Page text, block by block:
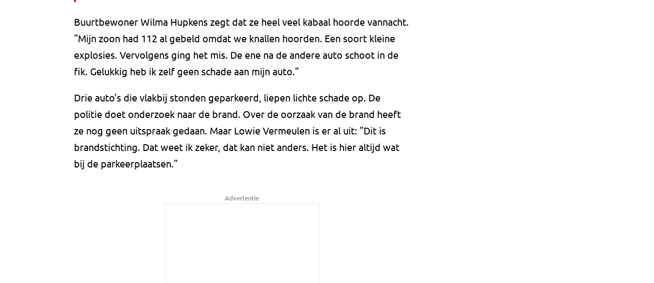
Buurtbewoner Wilma Hupkens zegt dat ze heel veel kabaal hoorde vannacht.
"Mijn zoon had 112 al gebeld omdat we knallen hoorden. Een soort kleine
explosies. Vervolgens ging het mis. De ene na de andere auto schoot in de
fik. Gelukkig heb ik zelf geen schade aan mijn auto."
Drie auto's die vlakbij stonden geparkeerd, liepen lichte schade op. De
politie doet onderzoek naar de brand. Over de oorzaak van de brand heeft
ze nog geen uitspraak gedaan. Maar Lowie Vermeulen is er al uit: "Dit is
brandstichting. Dat weet ik zeker, dat kan niet anders. Het is hier altijd wat
bij de parkeerplaatsen."
Advertentie